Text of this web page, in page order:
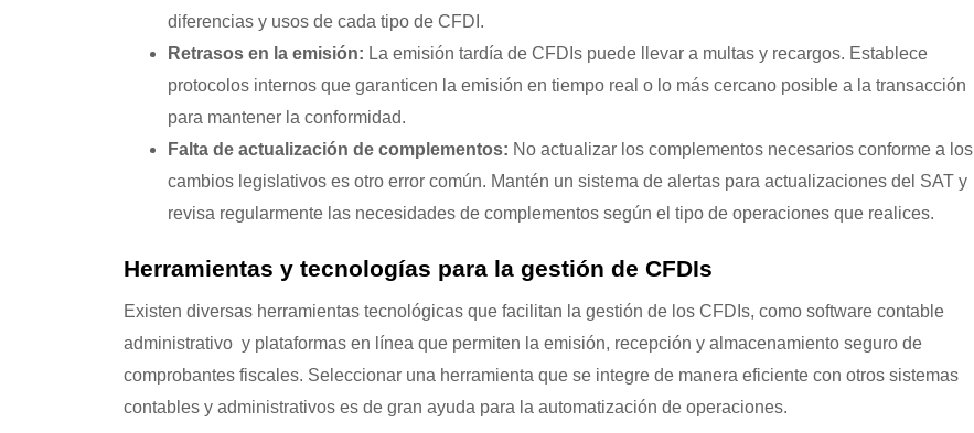
diferencias y usos de cada tipo de CFDI.
Retrasos en la emisión: La emisión tardía de CFDIs puede llevar a multas y recargos. Establece
protocolos internos que garanticen la emisión en tiempo real o lo más cercano posible a la transacción
para mantener la conformidad.
Falta de actualización de complementos: No actualizar los complementos necesarios conforme a los
cambios legislativos es otro error común. Mantén un sistema de alertas para actualizaciones del SAT y
revisa regularmente las necesidades de complementos según el tipo de operaciones que realices.
Herramientas y tecnologías para la gestión de CFDIs
Existen diversas herramientas tecnológicas que facilitan la gestión de los CFDIs, como software contable
administrativo y plataformas en línea que permiten la emisión, recepción y almacenamiento seguro de
comprobantes fiscales. Seleccionar una herramienta que se integre de manera eficiente con otros sistemas
contables y administrativos es de gran ayuda para la automatización de operaciones.